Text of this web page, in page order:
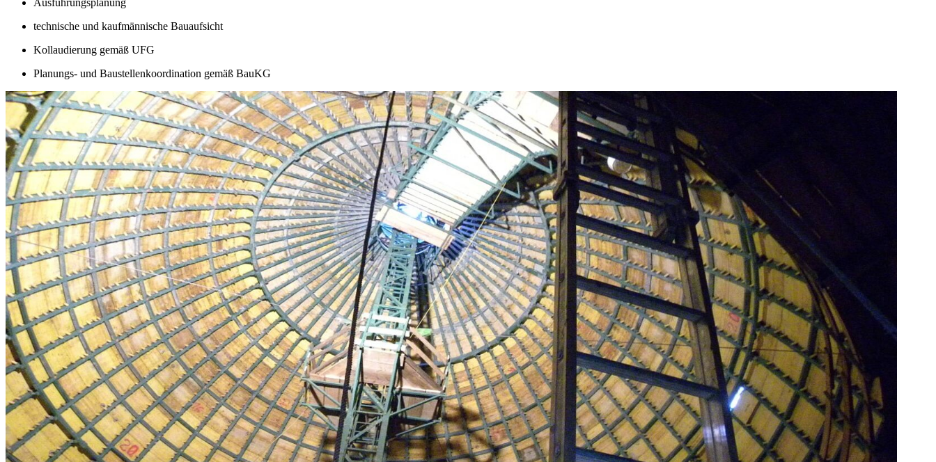
Ausführungsplanung
technische und kaufmännische Bauaufsicht
Kollaudierung gemäß UFG
Planungs- und Baustellenkoordination gemäß BauKG